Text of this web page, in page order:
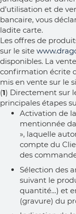
d’utilisation et de
bancaire, vous
ladite carte.
Les offres de
sur le site
disponibles. La
confirmation écrite
mis en vente sur le
(1) Directement sur
principales étapes
Activation de
mentionnée
», laquelle
compte du
des
Sélection des
suivant le
quantité…) et
(gravure) du